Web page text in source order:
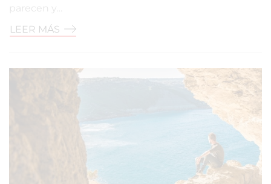
parecen y…
LEER MÁS